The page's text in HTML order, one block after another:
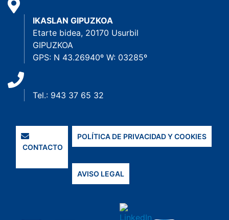
IKASLAN GIPUZKOA
Etarte bidea, 20170 Usurbil
GIPUZKOA
GPS: N 43.26940º W: 03285º
Tel.: 943 37 65 32
CONTACTO
POLÍTICA DE PRIVACIDAD Y COOKIES
AVISO LEGAL